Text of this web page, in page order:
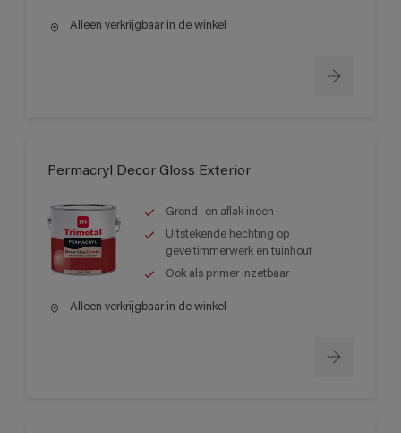
Alleen verkrijgbaar in de winkel
Permacryl Decor Gloss Exterior
Grond- en aflak ineen
Uitstekende hechting op
geveltimmerwerk en tuinhout
Ook als primer inzetbaar
Alleen verkrijgbaar in de winkel